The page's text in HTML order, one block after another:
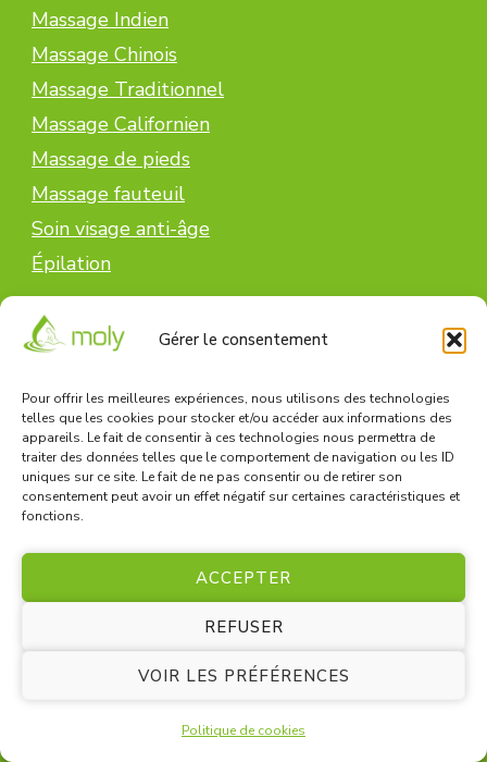
Gérer le consentement
Pour offrir les meilleures expériences, nous utilisons des technologies
telles que les cookies pour stocker et/ou accéder aux informations des
appareils. Le fait de consentir à ces technologies nous permettra de
traiter des données telles que le comportement de navigation ou les ID
uniques sur ce site. Le fait de ne pas consentir ou de retirer son
consentement peut avoir un effet négatif sur certaines caractéristiques et
fonctions.
ACCEPTER
REFUSER
VOIR LES PRÉFÉRENCES
Politique de cookies
Massage Indien
Massage Chinois
Massage Traditionnel
Massage Californien
Massage de pieds
Massage fauteuil
Soin visage anti-âge
Épilation
Spécialités & Tarifs
Head Spa à Rennes
Foot Spa à Rennes
Massage aux cristaux de sel de l’Himalaya
Réflexologie plantaire
Soins et tarifs
Informations
Réserver en ligne